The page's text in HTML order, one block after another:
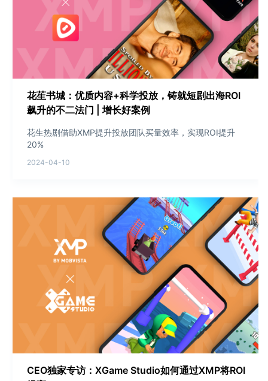
花苼书城：优质内容+科学投放，铸就短剧出海ROI
飙升的不二法门 | 增长好案例
花生热剧借助XMP提升投放团队买量效率，实现ROI提升
20%
2024-04-10
CEO独家专访：XGame Studio如何通过XMP将ROI